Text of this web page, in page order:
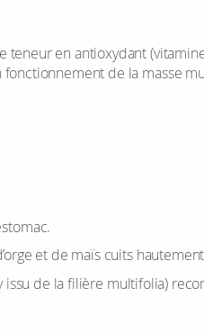
en anti­oxy­dant
de la masse
et de maïs cuits
issu de la filière mul­ti­fo­lia)